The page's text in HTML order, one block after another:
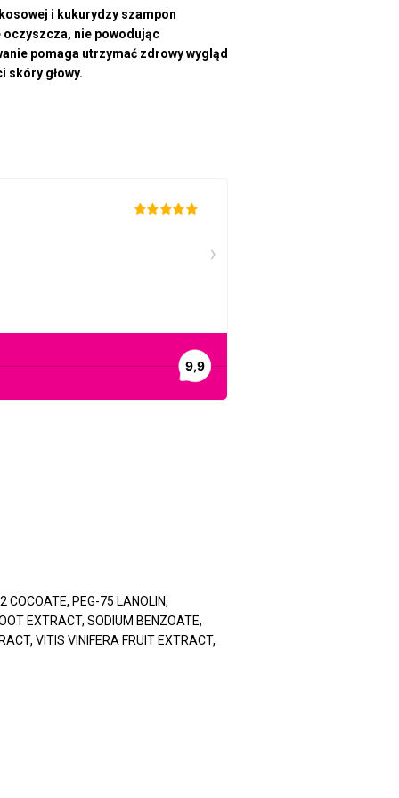
i kukurydzy szampon
oczyszcza, nie powodując
pomaga utrzymać zdrowy wygląd
skóry głowy.
COCOATE, PEG-75 LANOLIN,
EXTRACT, SODIUM BENZOATE,
VITIS VINIFERA FRUIT EXTRACT,